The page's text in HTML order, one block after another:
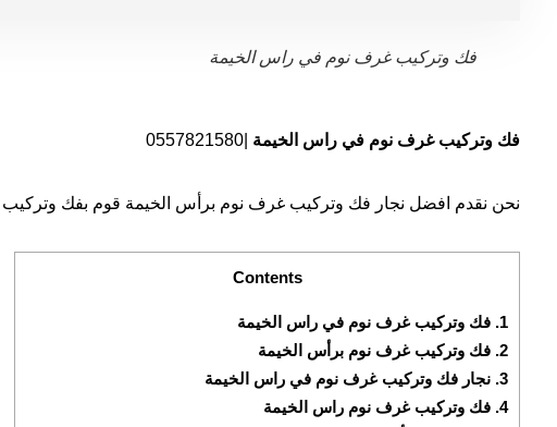
فك وتركيب غرف نوم في راس الخيمة
فك وتركيب غرف نوم في راس الخيمة
نحن نقدم افضل نجار فك وتركيب غرف نوم برأس الخيمة قوم بفك وتركيب
Contents
1. فك وتركيب غرف نوم في راس الخيمة
2. فك وتركيب غرف نوم برأس الخيمة
3. نجار فك وتركيب غرف نوم في راس الخيمة
4. فك وتركيب غرف نوم راس الخيمة